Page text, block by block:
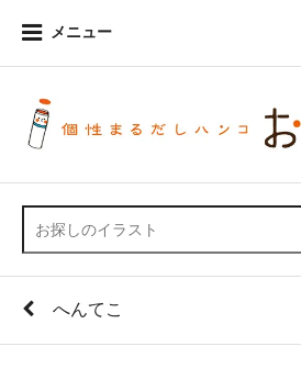
メニュー
へんてこ